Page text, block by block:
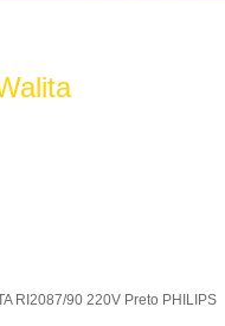
RI2087/90 220V Preto PHILIPS